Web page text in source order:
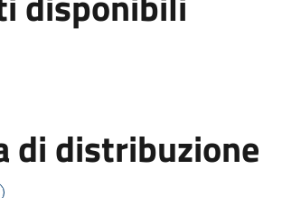
di distribuzione